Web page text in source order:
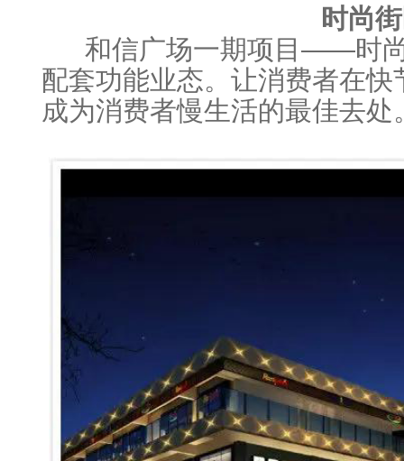
时尚
和信广场一期项目——时尚
配套功能业态。让消费者在
成为消费者慢生活的最佳去处